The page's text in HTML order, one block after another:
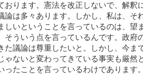
おります。憲法を改正しないで、解釈
論は多々あります。しかし、私は、そ
しいということを言っているのは、望
そういう点を言っているんです。政府
た議論は尊重したいと。しかし、今ま
ゃないと変わってきている事実も厳然
ったことを言っているわけであります